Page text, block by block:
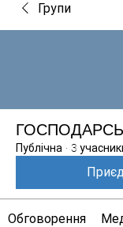
Групи
Публічна · 3
Обговорення